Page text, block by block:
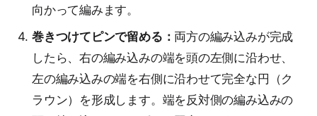
向かって編みます。
巻きつけてピンで留める： 両方の編み込みが完成
したら、右の編み込みの端を頭の左側に沿わせ、
左の編み込みの端を右側に沿わせて完全な円（ク
ラウン）を形成します。端を反対側の編み込みの